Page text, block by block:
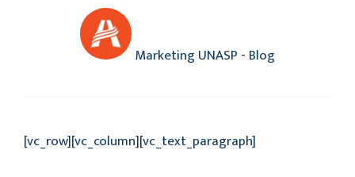
Marketing UNASP - Blog
[vc_row][vc_column][vc_text_paragraph]